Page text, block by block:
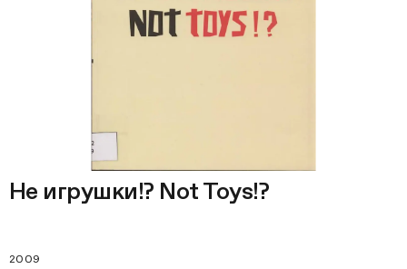
Не игрушки!? Not Toys!?
2009